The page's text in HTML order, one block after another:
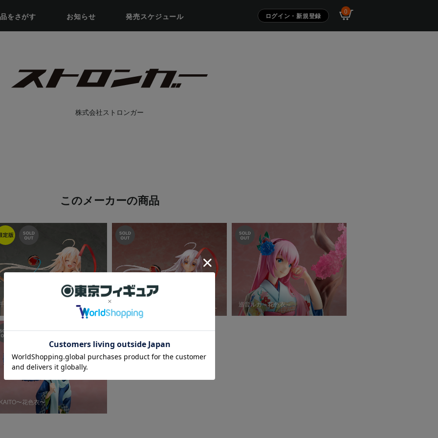
をさがす お知らせ 発売スケジュール ログイン・新規登録
0
株式会社ストロンガー
このメーカーの商品
矢 限定版 巡音ルカ～花色衣～
〜花色衣〜